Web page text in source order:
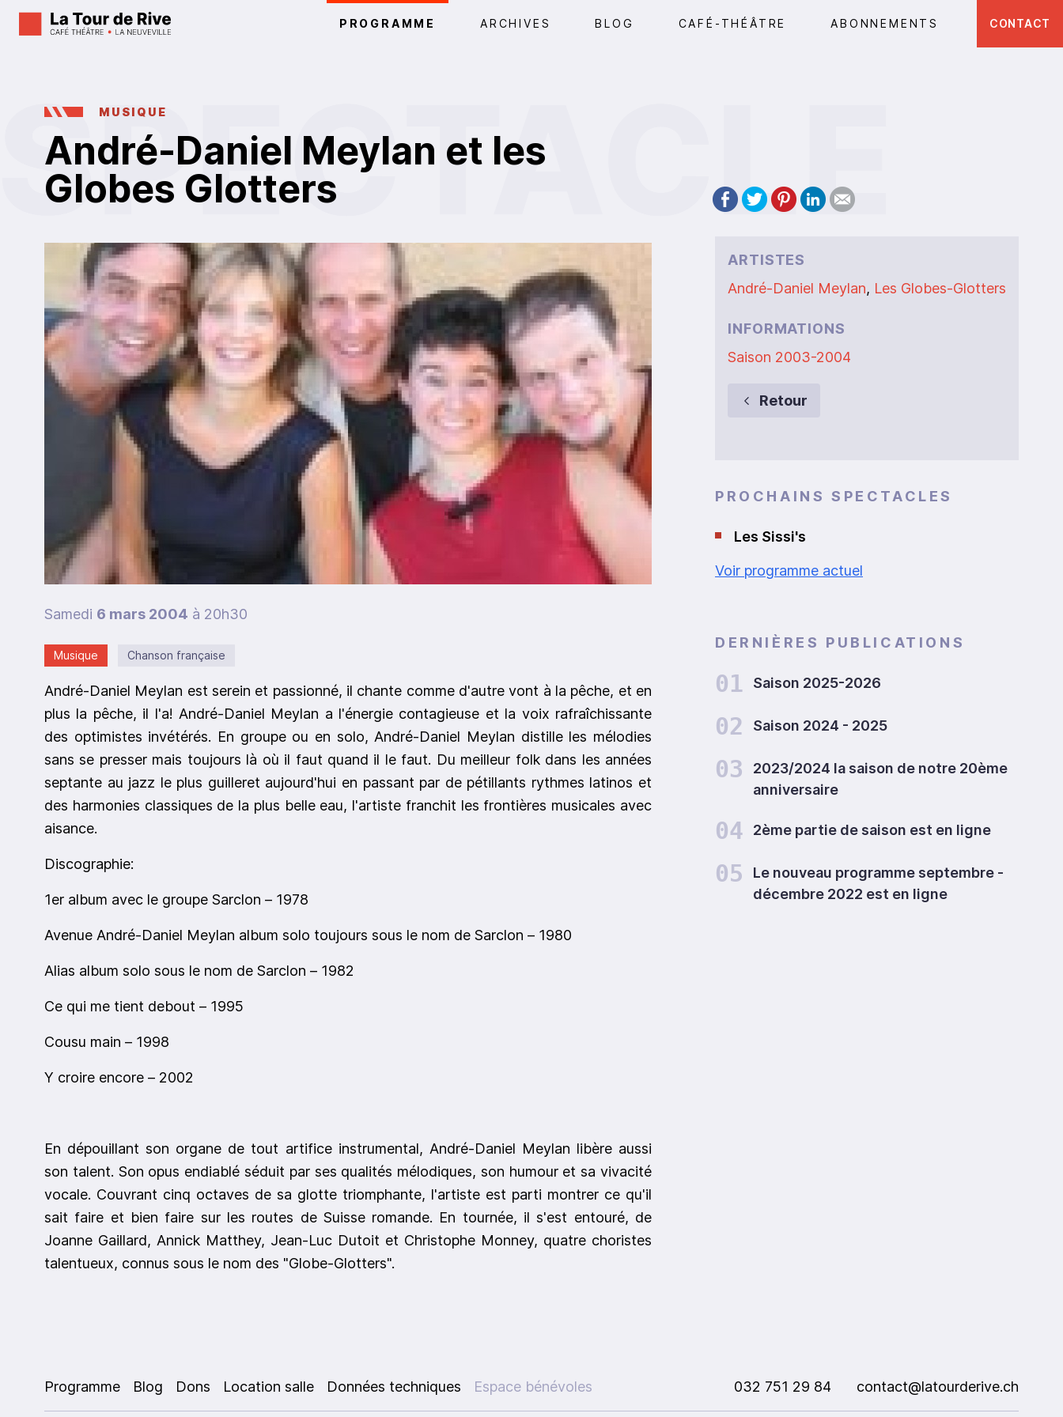
PROGRAMME ARCHIVES BLOG CAFÉ-THÉÂTRE ABONNEMENTS CONTACT
MUSIQUE
André-Daniel Meylan et les
Globes Glotters
Samedi 6 mars 2004 à 20h30
Musique Chanson française
André-Daniel Meylan est serein et passionné, il chante comme d'autre vont à la pêche, et en
plus la pêche, il l'a! André-Daniel Meylan a l'énergie contagieuse et la voix rafraîchissante
des optimistes invétérés. En groupe ou en solo, André-Daniel Meylan distille les mélodies
sans se presser mais toujours là où il faut quand il le faut. Du meilleur folk dans les années
septante au jazz le plus guilleret aujourd'hui en passant par de pétillants rythmes latinos et
des harmonies classiques de la plus belle eau, l'artiste franchit les frontières musicales avec
aisance.
Discographie:
1er album avec le groupe Sarclon – 1978
Avenue André-Daniel Meylan album solo toujours sous le nom de Sarclon – 1980
Alias album solo sous le nom de Sarclon – 1982
Ce qui me tient debout – 1995
Cousu main – 1998
Y croire encore – 2002
En dépouillant son organe de tout artifice instrumental, André-Daniel Meylan libère aussi
son talent. Son opus endiablé séduit par ses qualités mélodiques, son humour et sa vivacité
vocale. Couvrant cinq octaves de sa glotte triomphante, l'artiste est parti montrer ce qu'il
sait faire et bien faire sur les routes de Suisse romande. En tournée, il s'est entouré, de
Joanne Gaillard, Annick Matthey, Jean-Luc Dutoit et Christophe Monney, quatre choristes
talentueux, connus sous le nom des "Globe-Glotters".
ARTISTES
André-Daniel Meylan, Les Globes-Glotters
INFORMATIONS
Saison 2003-2004
Retour
PROCHAINS SPECTACLES
Les Sissi's
Voir programme actuel
DERNIÈRES PUBLICATIONS
01 Saison 2025-2026
02 Saison 2024 - 2025
03
2023/2024 la saison de notre 20ème
anniversaire
04 2ème partie de saison est en ligne
05
Le nouveau programme septembre -
décembre 2022 est en ligne
Programme Blog Dons Location salle Données techniques Espace bénévoles 032 751 29 84 contact@latourderive.ch